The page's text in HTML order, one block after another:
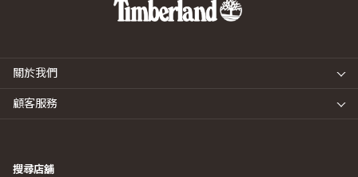
關於我們
顧客服務
搜尋店舖